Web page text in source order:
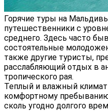
Горячие туры на
путешественники с
среднего. Здесь часто
состоятельные
также другие туристы,
расслабляющий отдых в
тропического рая.
Теплый и влажный
комфортному
сколь угодно долгого